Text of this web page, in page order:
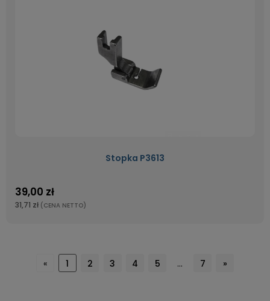
Stopka P3613
39,00 zł
31,71 zł (CENA NETTO)
« 1 2 3 4 5 ... 7 »